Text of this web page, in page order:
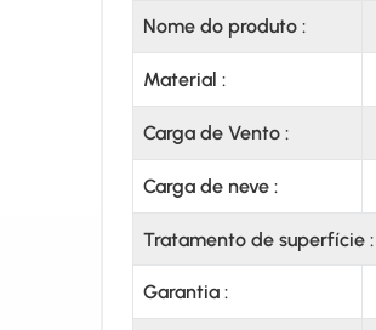
Nome do produto :
Material :
Carga de Vento :
Carga de neve :
Tratamento de superfície :
Garantia :